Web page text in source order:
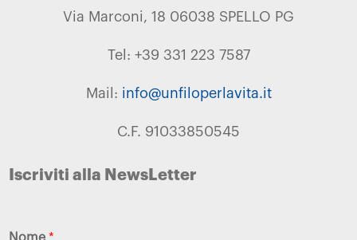
Via Marconi, 18 06038 SPELLO PG
Tel: +39 331 223 7587
Mail: info@unfiloperlavita.it
C.F. 91033850545
Iscriviti alla NewsLetter
Nome*